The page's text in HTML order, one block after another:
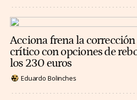
Acciona frena la
crítico con opciones de
los 230 euros
Eduardo Bolinches